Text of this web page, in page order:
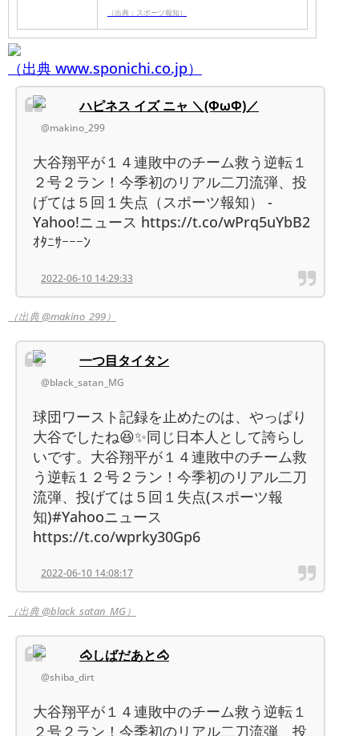
（出典：スポーツ報知）
（出典 www.sponichi.co.jp）
ハピネス イズ ニャ ＼(ΦωΦ)／
@makino_299
大谷翔平が１４連敗中のチーム救う逆転１
２号２ラン！今季初のリアル二刀流弾、投
げては５回１失点（スポーツ報知） -
Yahoo!ニュース https://t.co/wPrq5uYbB2
ｵﾀﾆｻｰｰｰﾝ
2022-06-10 14:29:33
（出典 @makino_299）
一つ目タイタン
@black_satan_MG
球団ワースト記録を止めたのは、やっぱり
大谷でしたね😆✨同じ日本人として誇らし
いです。大谷翔平が１４連敗中のチーム救
う逆転１２号２ラン！今季初のリアル二刀
流弾、投げては５回１失点(スポーツ報
知)#Yahooニュース
https://t.co/wprky30Gp6
2022-06-10 14:08:17
（出典 @black_satan_MG）
🐴しばだあと🐴
@shiba_dirt
大谷翔平が１４連敗中のチーム救う逆転１
２号２ラン！今季初のリアル二刀流弾、投